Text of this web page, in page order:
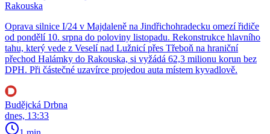
Rakouska
Oprava silnice I/24 v Majdaleně na Jindřichohradecku omezí řidiče
od pondělí 10. srpna do poloviny listopadu. Rekonstrukce hlavního
tahu, který vede z Veselí nad Lužnicí přes Třeboň na hraniční
přechod Halámky do Rakouska, si vyžádá 62,3 milionu korun bez
DPH. Při částečné uzavírce projedou auta místem kyvadlově.
Budějcká Drbna
dnes, 13:33